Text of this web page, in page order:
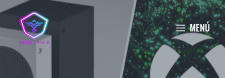
Saltar
contenido
MENÚ